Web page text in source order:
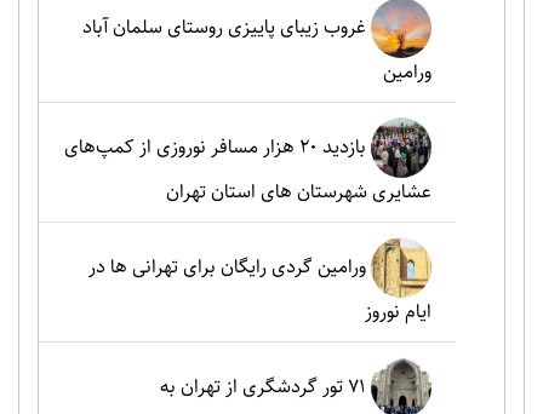
غروب زیبای پاییزی روستای سلمان آباد
ورامین
بازدید ۲۰ هزار مسافر نوروزی از کمپ‌های
عشایری شهرستان های استان تهران
ورامین گردی رایگان برای تهرانی ها در
ایام نوروز
۷۱ تور گردشگری از تهران به